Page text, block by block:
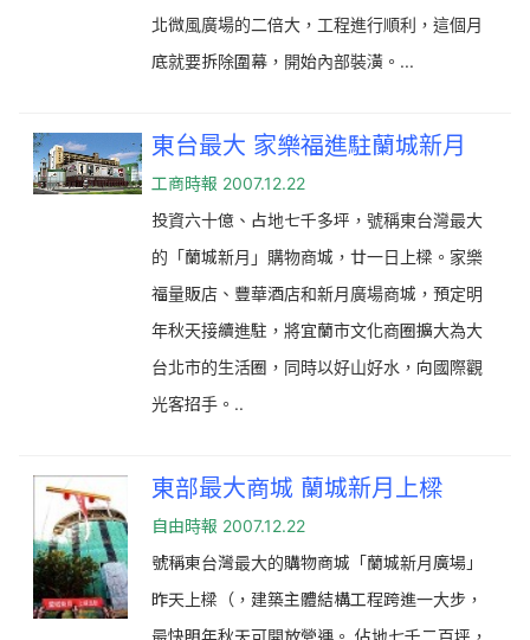
北微風廣場的二倍大，工程進行順利，這個月
底就要拆除圍幕，開始內部裝潢。 ...
東台最大 家樂福進駐蘭城新月
工商時報 2007.12.22
投資六十億、占地七千多坪，號稱東台灣最大
的「蘭城新月」購物商城，廿一日上樑。家樂
福量販店、豐華酒店和新月廣場商城，預定明
年秋天接續進駐，將宜蘭市文化商圈擴大為大
台北市的生活圈，同時以好山好水，向國際觀
光客招手。..
東部最大商城 蘭城新月上樑
自由時報 2007.12.22
號稱東台灣最大的購物商城「蘭城新月廣場」
昨天上樑（，建築主體結構工程跨進一大步，